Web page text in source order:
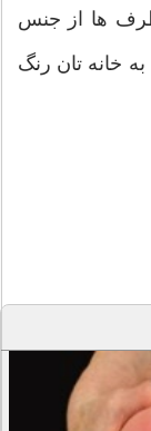
ظرف ها از جنس
خانه تان رنگ